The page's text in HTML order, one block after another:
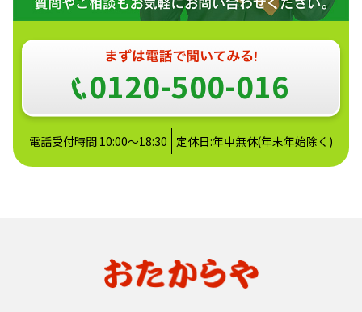
0120-500-016
電話受付時間 10:00～18:30 定休日:年中無休(年末年始除く)